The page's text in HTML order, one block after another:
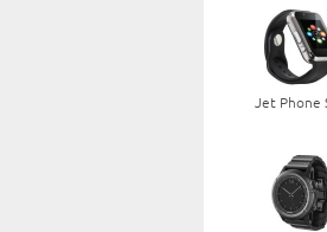
Jet Phone